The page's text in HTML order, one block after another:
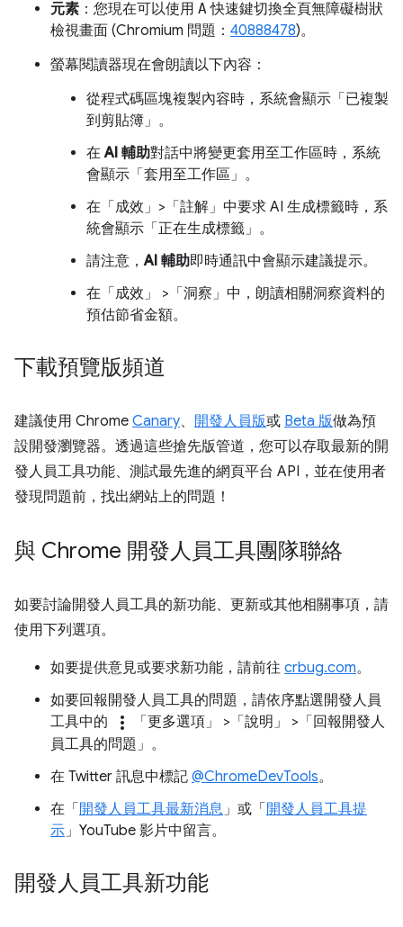
元素 ：您現在可以使用 A快速鍵切換全頁無障礙樹狀
檢視畫面 (Chromium 問題： 40888478)。
螢幕閱讀器現在會朗讀以下內容：
從程式碼區塊複製內容時，系統會顯示「已複製
到剪貼簿」。
在AI 輔助對話中將變更套用至工作區時，系統
會顯示「套用至工作區」。
在「成效」 >「註解」 中要求 AI 生成標籤時，系
統會顯示「正在生成標籤」。
請注意，AI 輔助即時通訊中會顯示建議提示。
在「成效」
>「洞察」 中，朗讀相關洞察資料的
預估節省金額。
下載預覽版頻道
建議使用 Chrome Canary、 開發人員版或 Beta 版做為預
設開發瀏覽器。透過這些搶先版管道，您可以存取最新的開
發人員工具功能、測試最先進的網頁平台 API，並在使用者
發現問題前，找出網站上的問題！
與 Chrome 開發人員工具團隊聯絡
如要討論開發人員工具的新功能、更新或其他相關事項，請
使用下列選項。
如要提供意見或要求新功能，請前往 crbug.com。
如要回報開發人員工具的問題，請依序點選開發人員
工具中的
more_vert 「更多選項」 >「說明」
>「回報開發人
員工具的問題」 。
在 Twitter 訊息中標記 @ChromeDevTools。
在「 開發人員工具最新消息」或「 開發人員工具提
示」YouTube 影片中留言。
開發人員工具新功能